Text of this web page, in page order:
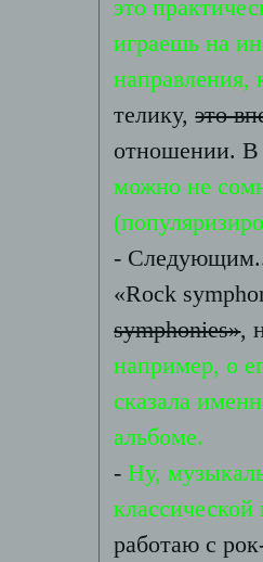
это
играешь на
направления,
телику,это
отношении. В
можно не
-
«Rock
symphonies»,
например, о
сказала
альбоме.
-Ну,
работаю с